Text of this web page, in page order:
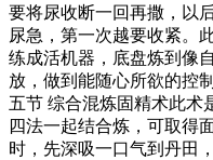
要将尿收断一回再撒，以
尿急，第一次越要收紧。
练成活机器，底盘炼到像
放，做到能随心所欲的控
五节 综合混炼固精术此术
四法一起结合炼，可取得
时，先深吸一口气到丹田